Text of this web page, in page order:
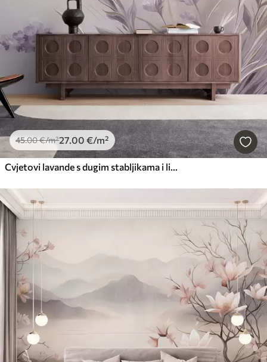
45.00€/m²27.00 €/m²
Cvjetovi lavande s dugim stabljikama i listovima, umjetnost mekih pastelnih tekstura